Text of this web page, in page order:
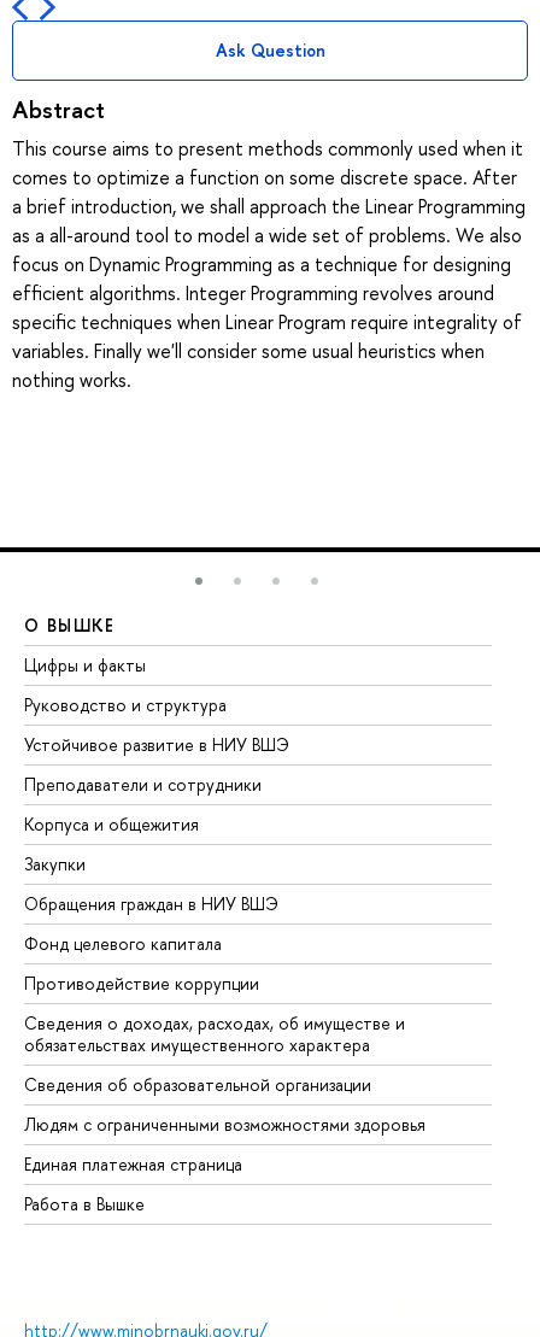
Ask Question
Abstract
This course aims to present methods commonly used when it
comes to optimize a function on some discrete space. After
a brief introduction, we shall approach the Linear Programming
as a all-around tool to model a wide set of problems. We also
focus on Dynamic Programming as a technique for designing
efficient algorithms. Integer Programming revolves around
specific techniques when Linear Program require integrality of
variables. Finally we'll consider some usual heuristics when
nothing works.
О ВЫШКЕ
Цифры и факты
Руководство и структура
Устойчивое развитие в НИУ ВШЭ
Преподаватели и сотрудники
Корпуса и общежития
Закупки
Обращения граждан в НИУ ВШЭ
Фонд целевого капитала
Противодействие коррупции
Сведения о доходах, расходах, об имуществе и
обязательствах имущественного характера
Сведения об образовательной организации
Людям с ограниченными возможностями здоровья
Единая платежная страница
Работа в Вышке
http://www.minobrnauki.gov.ru/